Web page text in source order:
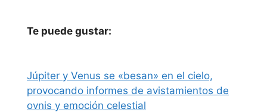
Te puede gustar:
Júpiter y Venus se «besan» en el cielo,
provocando informes de avistamientos de
ovnis y emoción celestial